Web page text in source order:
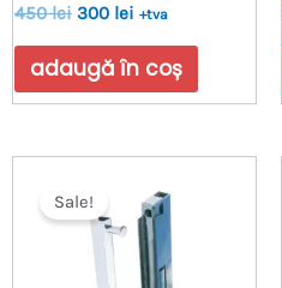
Evaluat
0
din
450lei 300 lei +tva
adaugă în coș
Sale!